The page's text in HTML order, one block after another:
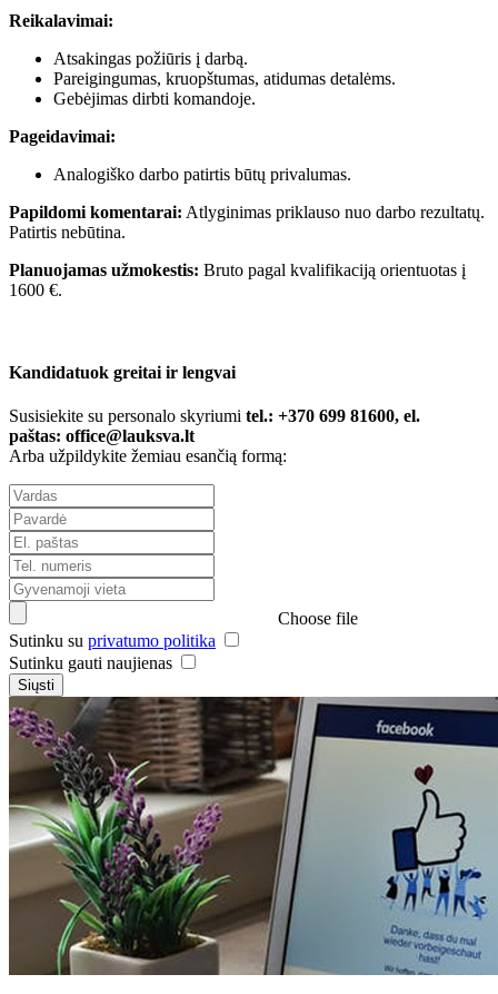
Reikalavimai:
Atsakingas požiūris į darbą.
Pareigingumas, kruopštumas, atidumas detalėms.
Gebėjimas dirbti komandoje.
Pageidavimai:
Analogiško darbo patirtis būtų privalumas.
Papildomi komentarai: Atlyginimas priklauso nuo darbo rezultatų.
Patirtis nebūtina.
Planuojamas užmokestis: Bruto pagal kvalifikaciją orientuotas į
1600 €.
Kandidatuok greitai ir lengvai
Susisiekite su personalo skyriumi tel.: +370 699 81600, el.
paštas: office@lauksva.lt
Arba užpildykite žemiau esančią formą:
Choose file
Sutinku su privatumo politika
Sutinku gauti naujienas
Siųsti